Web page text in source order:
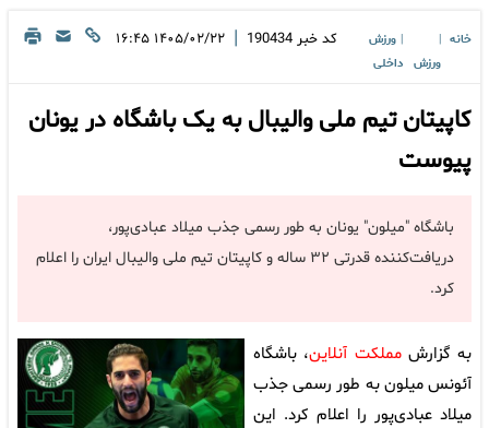
خانه
ورزش
ورزش
داخلی
کد خبر 190434
| ۱۴۰۵/۰۲/۲۲ ۱۶:۴۵
کاپیتان تیم ملی والیبال به یک باشگاه در یونان
پیوست
باشگاه "میلون" یونان به طور رسمی جذب میلاد عبادی‌پور،
دریافت‌کننده قدرتی ۳۲ ساله و کاپیتان تیم ملی والیبال ایران را اعلام
کرد.
به گزارشمملکت آنلاین، باشگاه
آئونس میلون به طور رسمی جذب
میلاد عبادی‌پور را اعلام کرد. این